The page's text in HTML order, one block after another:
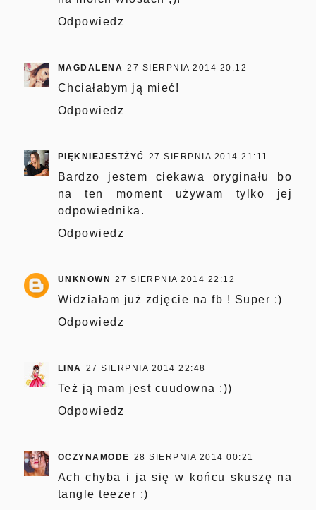
Odpowiedz
MAGDALENA 27 SIERPNIA 2014 20:12
Chciałabym ją mieć!
Odpowiedz
PIĘKNIEJESTŻYĆ 27 SIERPNIA 2014 21:11
Bardzo jestem ciekawa oryginału bo
na ten moment używam tylko jej
odpowiednika.
Odpowiedz
UNKNOWN 27 SIERPNIA 2014 22:12
Widziałam już zdjęcie na fb ! Super :)
Odpowiedz
LINA 27 SIERPNIA 2014 22:48
Też ją mam jest cuudowna :))
Odpowiedz
OCZYNAMODE 28 SIERPNIA 2014 00:21
Ach chyba i ja się w końcu skuszę na
tangle teezer :)